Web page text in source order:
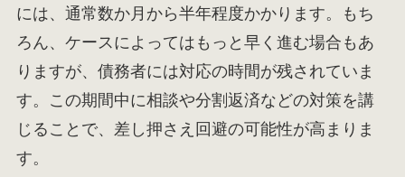
には、通常数か月から半年程度かかります。もち
ろん、ケースによってはもっと早く進む場合もあ
りますが、債務者には対応の時間が残されていま
す。この期間中に相談や分割返済などの対策を講
じることで、差し押さえ回避の可能性が高まりま
す。